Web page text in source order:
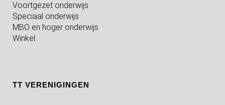
Voortgezet onderwijs
Speciaal onderwijs
MBO en hoger onderwijs
Winkel
TT VERENIGINGEN